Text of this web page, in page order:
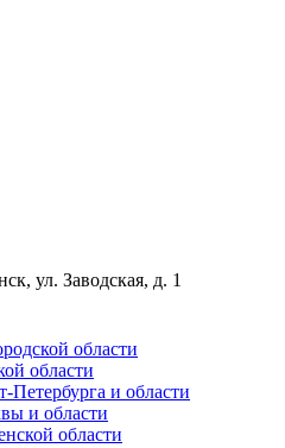
ул. Заводская, д. 1
области
области
и области
и области
области